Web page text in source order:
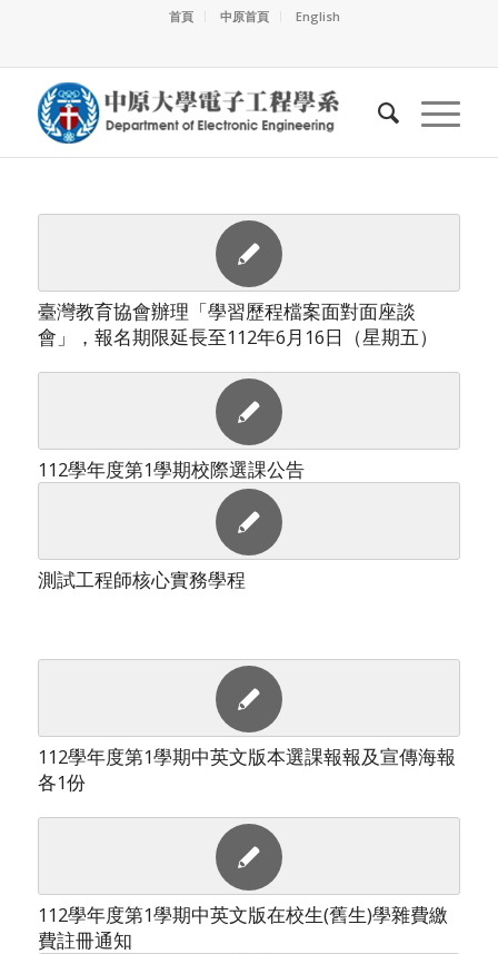
首頁 中原首頁 English
臺灣教育協會辦理「學習歷程檔案面對面座談
會」，報名期限延長至112年6月16日（星期五）
112學年度第1學期校際選課公告
測試工程師核心實務學程
112學年度第1學期中英文版本選課報報及宣傳海報
各1份
112學年度第1學期中英文版在校生(舊生)學雜費繳
費註冊通知